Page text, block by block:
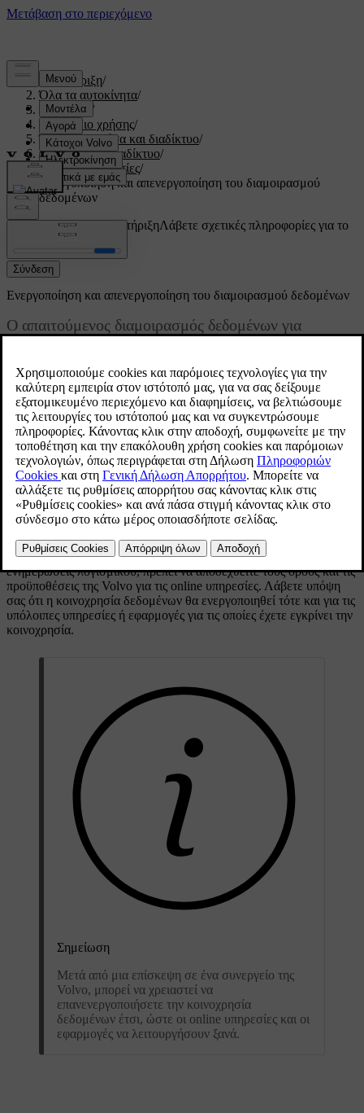
Υποστήριξη/
Όλα τα αυτοκίνητα/
V60 2022 /
Εγχειρίδιο χρήσης/
Ήχος, πολυμέσα και διαδίκτυο/
Σύνδεση στο διαδίκτυο/
Online υπηρεσίες/
Ενεργοποίηση και απενεργοποίηση του διαμοιρασμού
δεδομένων
Προσαρμοσμένη υποστήριξηΛάβετε σχετικές πληροφορίες για το
δικό σας αυτοκίνητο.
Σύνδεση
Ενημερώθηκε 19/10/2021
Ενεργοποίηση και απενεργοποίηση του διαμοιρασμού δεδομένων
Ο απαιτούμενος διαμοιρασμός δεδομένων για
ΠατήστεΡυθμίσειςστην επάνω προβολή στην κεντρική οθόνη.
ΠατήστεΣύστημα→Ιδιωτικότητα και δεδομένα.
Επιλέξτε ενεργοποίηση ή απενεργοποίηση της κοινοχρησίας
δεδομένων για μεμονωμένες υπηρεσίες και όλες τις εφαρμογές.
Αν η κοινοχρησία δεδομένων δεν έχει ενεργοποιηθεί για μια online
υπηρεσία ή για εφαρμογές που έχετε κατεβάσει (download), αυτό
είναι εφικτό κατά την έναρξή τους στην κεντρική οθόνη. Αν αυτή
είναι η πρώτη φορά που χρησιμοποιείτε μια υπηρεσία, ή π.χ. μετά
από επαναφορά εργοστασιακών ρυθμίσεων ή συγκεκριμένες
ενημερώσεις λογισμικού, πρέπει να αποδεχθείτε τους όρους και τις
προϋποθέσεις της Volvo για τις online υπηρεσίες. Λάβετε υπόψη
σας ότι η κοινοχρησία δεδομένων θα ενεργοποιηθεί τότε και για τις
υπόλοιπες υπηρεσίες ή εφαρμογές για τις οποίες έχετε εγκρίνει την
κοινοχρησία.
Σημείωση
Μετά από μια επίσκεψη σε ένα συνεργείο της
Volvo, μπορεί να χρειαστεί να
επανενεργοποιήσετε την κοινοχρησία
δεδομένων έτσι, ώστε οι online υπηρεσίες και οι
εφαρμογές να λειτουργήσουν ξανά.